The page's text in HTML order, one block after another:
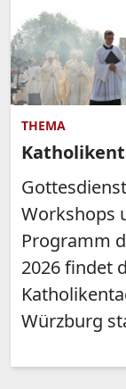
THEMA
Workshops
Programm
2026 findet
Würzburg